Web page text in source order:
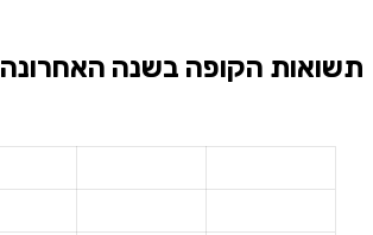
תשואות הקופה בשנה האחרונה